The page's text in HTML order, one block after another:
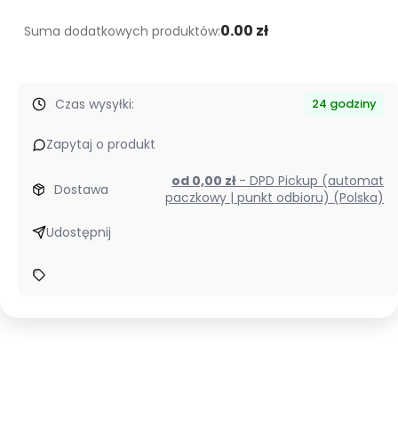
Suma dodatkowych produktów:0.00 zł
Czas wysyłki: 24 godziny
Zapytaj o produkt
Dostawa od 0,00 zł - DPD Pickup (automat
paczkowy | punkt odbioru) (Polska)
Udostępnij